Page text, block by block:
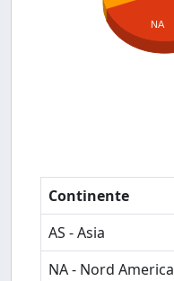
NA
Continente
AS - Asia
NA - Nord America